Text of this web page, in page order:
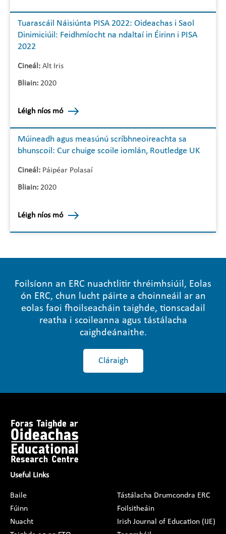
Tuarascáil Náisiúnta PISA 2022: Oideachas i Saol
Dinimiciúil: Feidhmíocht na ndaltaí in Éirinn i PISA
2022
Cineál: Alt Iris
Bliain: 2020
Léigh níos mó
Múineadh agus measúnú scríbhneoireachta sa
bhunscoil: Cur chuige scoile iomlán, Routledge UK
Cineál: Páipéar Polasaí
Bliain: 2020
Léigh níos mó
Foilsíonn an ERC nuachtlitir thréimhsiúil, Eolas
ón ERC, chun lucht páirte a choinneáil ar an
eolas faoi fhoilseacháin taighde, tionscadail
reatha i scoileanna agus tástálacha
caighdeánaithe.
Cláraigh
Useful Links
Baile
Fúinn
Nuacht
Tástálacha Drumcondra ERC
Foilsitheáin
Irish Journal of Education (IJE)